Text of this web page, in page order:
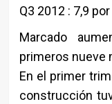
Q3 2012 : 7,9
Marcado
primeros nueve
En el primer
construcción